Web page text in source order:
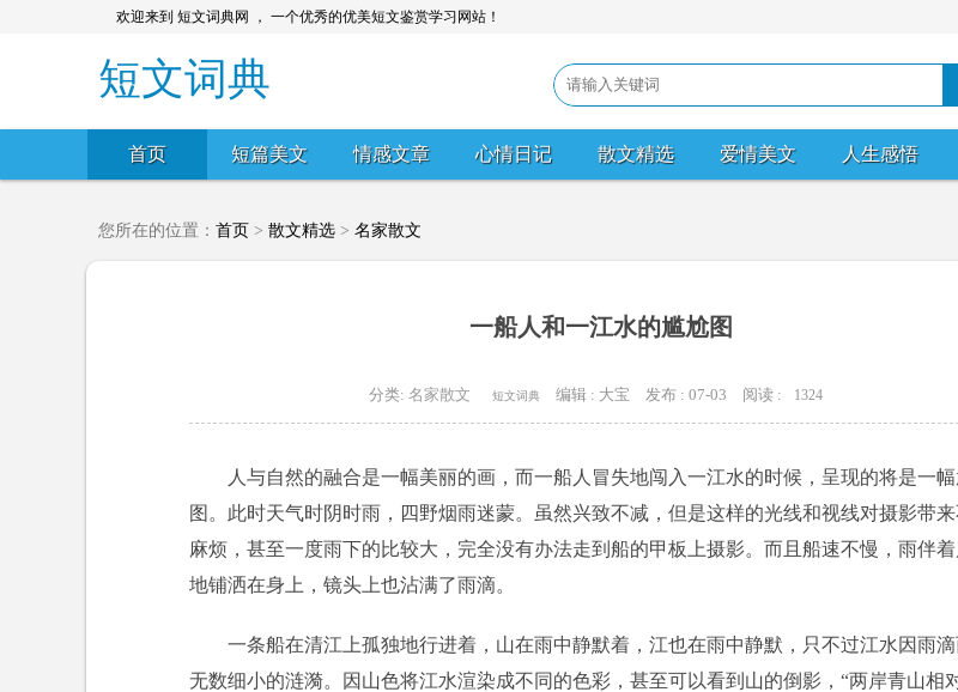
欢迎来到 短文词典网 ， 一个优秀的优美短文鉴赏学习网站！
短文词典
首页 短篇美文 情感文章 心情日记 散文精选 爱情美文 人生感悟
您所在的位置： 首页 > 散文精选 > 名家散文
一船人和一江水的尴尬图
分类: 名家散文 短文词典 编辑 : 大宝 发布 : 07-03 阅读 : 1324
人与自然的融合是一幅美丽的画，而一船人冒失地闯入一江水的时候，呈现的将是一
图。此时天气时阴时雨，四野烟雨迷蒙。虽然兴致不减，但是这样的光线和视线对摄影带
麻烦，甚至一度雨下的比较大，完全没有办法走到船的甲板上摄影。而且船速不慢，雨伴
地铺洒在身上，镜头上也沾满了雨滴。
一条船在清江上孤独地行进着，山在雨中静默着，江也在雨中静默，只不过江水因雨
无数细小的涟漪。因山色将江水渲染成不同的色彩，甚至可以看到山的倒影，“两岸青山相